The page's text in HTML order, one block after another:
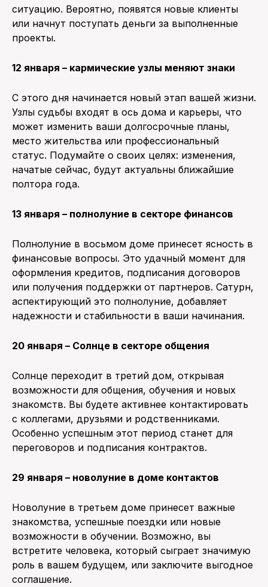
ситуацию. Вероятно, появятся новые клиенты
или начнут поступать деньги за выполненные
проекты.
12 января – кармические узлы меняют знаки
С этого дня начинается новый этап вашей жизни.
Узлы судьбы входят в ось дома и карьеры, что
может изменить ваши долгосрочные планы,
место жительства или профессиональный
статус. Подумайте о своих целях: изменения,
начатые сейчас, будут актуальны ближайшие
полтора года.
13 января – полнолуние в секторе финансов
Полнолуние в восьмом доме принесет ясность в
финансовые вопросы. Это удачный момент для
оформления кредитов, подписания договоров
или получения поддержки от партнеров. Сатурн,
аспектирующий это полнолуние, добавляет
надежности и стабильности в ваши начинания.
20 января – Солнце в секторе общения
Солнце переходит в третий дом, открывая
возможности для общения, обучения и новых
знакомств. Вы будете активнее контактировать
с коллегами, друзьями и родственниками.
Особенно успешным этот период станет для
переговоров и подписания контрактов.
29 января – новолуние в доме контактов
Новолуние в третьем доме принесет важные
знакомства, успешные поездки или новые
возможности в обучении. Возможно, вы
встретите человека, который сыграет значимую
роль в вашем будущем, или заключите выгодное
соглашение.